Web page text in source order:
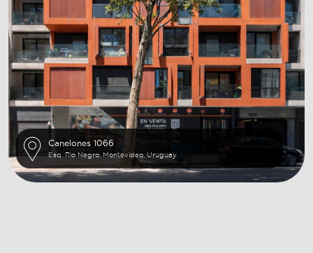
Canelones 1066
Esq. Rio Negro, Montevideo, Uruguay